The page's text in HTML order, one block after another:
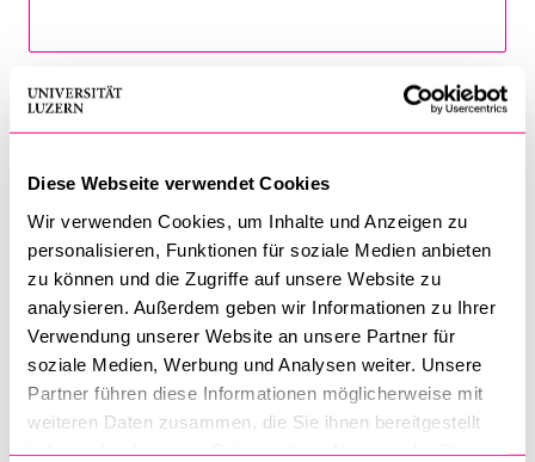
Diese Webseite verwendet Cookies
Wir verwenden Cookies, um Inhalte und Anzeigen zu
personalisieren, Funktionen für soziale Medien anbieten
zu können und die Zugriffe auf unsere Website zu
analysieren. Außerdem geben wir Informationen zu Ihrer
Verwendung unserer Website an unsere Partner für
soziale Medien, Werbung und Analysen weiter. Unsere
Partner führen diese Informationen möglicherweise mit
weiteren Daten zusammen, die Sie ihnen bereitgestellt
TELEFONNUMMER (MOBIL)
BITTE ANKREUZEN (MEHRFACHAUSWAHL MÖGLICH) *
Ich gebe gerne ein Statement für die Uni-Website ab
Mein Statement darf mit meinem LinkedIn-Profil verlinkt
werden
Ich habe keine LinkedIN Profil
Ich stelle gerne ein passendes Foto zur Verfügung